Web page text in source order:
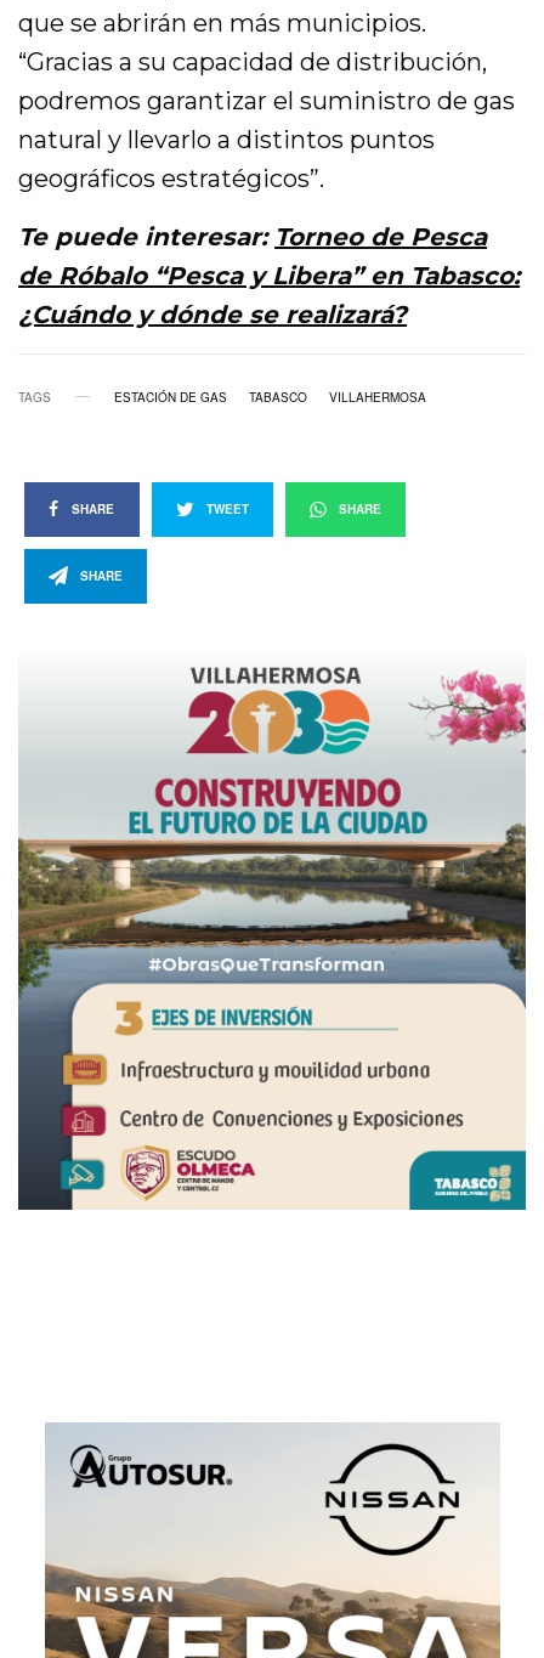
que se abrirán en más municipios.
“Gracias a su capacidad de distribución,
podremos garantizar el suministro de gas
natural y llevarlo a distintos puntos
geográficos estratégicos”.
Te puede interesar: Torneo de Pesca
de Róbalo “Pesca y Libera” en Tabasco:
¿Cuándo y dónde se realizará?
TAGS ESTACIÓN DE GAS TABASCO VILLAHERMOSA
SHARE TWEET SHARE
SHARE